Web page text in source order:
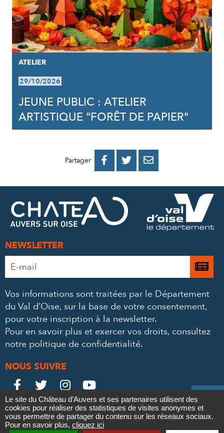
Contact
ATELIER
29/10/2026
JEUNE PUBLIC : ATELIER
ARTISTIQUE "FORÊT DE PAPIER"
Partager 
PARTAGER
FACEBOOK
PARTAGER
PARTAGER
MAIL
NEWSLETTER
Adresse
e-
*
Je
à
Vos informations sont traitées par le Département
du Val d’Oise, sur la base de votre consentement,
pour votre inscription à la newsletter.
Pour en savoir plus et exercer vos droits, consultez
notre politique de confidentialité.
NOUS SUIVRE
Le
Château
sur

Le
Château
sur

Le
Château
sur

Le
Château
sur

Mentions légales Politique de confidentialité
Crédits
Partenaires & Mécènes
Recrutement
Le site du Château d’Auvers et ses partenaires utilisent des
cookies pour réaliser des statistiques de visites anonymes et
vous permettre de partager du contenu sur les réseaux sociaux.
Pour en savoir plus, cliquez ici